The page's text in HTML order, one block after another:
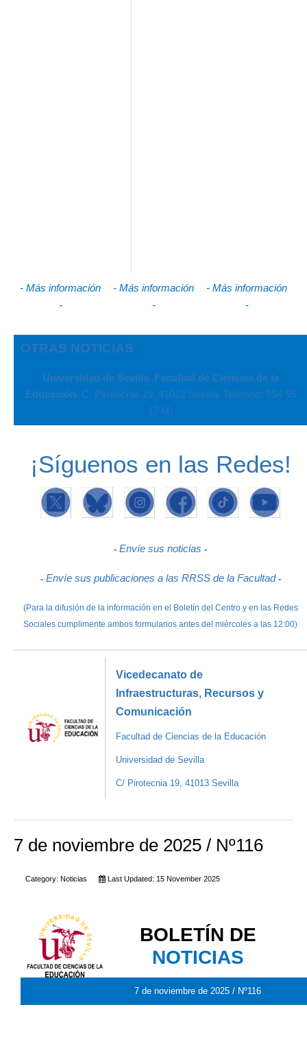
- Más información
-
- Más información
-
- Más información
-
OTRAS NOTICIAS
Universidad de Sevilla. Facultad de Ciencias de la
Educación. C. Pirotecnia 19, 41013 Sevilla. Teléfono: 954 55
17 00
¡Síguenos en las Redes!
- Envíe sus noticias -
- Envíe sus publicaciones a las RRSS de la Facultad -
(Para la difusión de la información en el Boletín del Centro y en las Redes
Sociales cumplimente ambos formularios antes del miércoles a las 12:00)
Vicedecanato de
Infraestructuras, Recursos y
Comunicación
Facultad de Ciencias de la Educación
Universidad de Sevilla
C/ Pirotecnia 19, 41013 Sevilla
7 de noviembre de 2025 / Nº116
Category: Noticias Last Updated: 15 November 2025
BOLETÍN DE
NOTICIAS
7 de noviembre de 2025 / Nº116